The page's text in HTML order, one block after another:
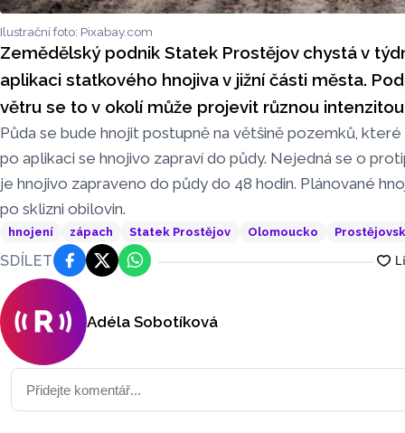
Ilustrační foto: Pixabay.com
Zemědělský podnik Statek Prostějov chystá v
aplikaci statkového hnojiva v jižní části města.
větru se to v okolí může projevit různou
Půda se bude hnojit postupně na většině pozemků,
po aplikaci se hnojivo zapraví do půdy. Nejedná se o
je hnojivo zapraveno do půdy do 48 hodin. Plánované
po sklizni obilovin.
hnojení zápach Statek Prostějov Olomoucko
SDÍLET FacebookPlatforma X
WhatsApp
Adéla Sobotíková